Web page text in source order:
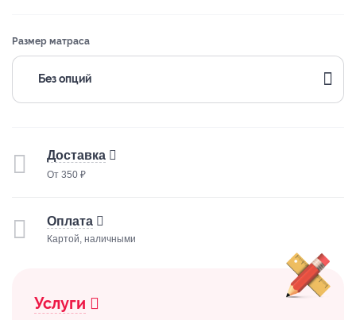
Размер матраса
Без опций
Доставка
От 350 ₽
Оплата
Картой, наличными
Услуги